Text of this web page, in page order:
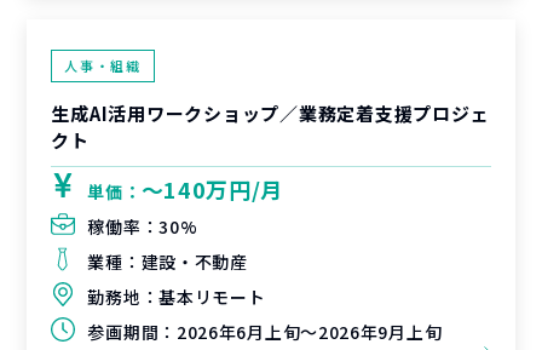
人事・組織
生成AI活用ワークショップ／業務定着支援プロジェ
クト
単価： 〜140万円/月
稼働率：30%
業種： 建設・不動産
勤務地：基本リモート
参画期間： 2026年6月上旬～2026年9月上旬